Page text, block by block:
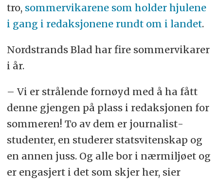
tro,sommervikarene som holder hjulene
i gang i redaksjonene rundt om i landet.
Nordstrands Blad har fire sommervikarer
i år.
– Vi er strålende fornøyd med å ha fått
denne gjengen på plass i redaksjonen for
sommeren! To av dem er journalist­
studenter, en studerer statsvitenskap og
en annen juss. Og alle bor i nærmiljøet og
er engasjert i det som skjer her, sier